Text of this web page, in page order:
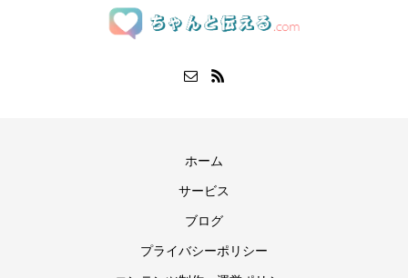
ホーム
サービス
ブログ
プライバシーポリシー